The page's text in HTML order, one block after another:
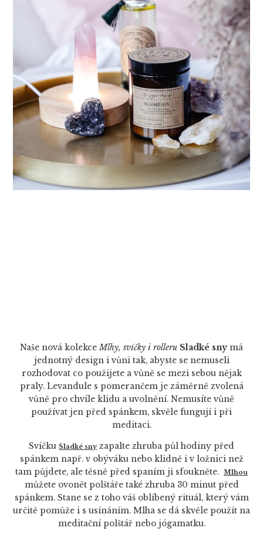
Naše nová kolekceMlhy, svíčky i rolleru Sladké sny má
jednotný design i vůni tak, abyste se nemuseli
rozhodovat co použijete a vůně se mezi sebou nějak
praly. Levandule s pomerančem je záměrně zvolená
vůně pro chvíle klidu a uvolnění. Nemusíte vůně
používat jen před spánkem, skvěle fungují i při
meditaci.
Svíčku Sladké sny zapalte zhruba půl hodiny před
spánkem např. v obýváku nebo klidně i v ložnici než
tam půjdete, ale těsně před spaním ji sfoukněte.
Mlhou
můžete ovonět polštáře také zhruba 30 minut před
spánkem. Stane se z toho váš oblíbený rituál, který vám
určitě pomůže i s usínáním. Mlha se dá skvěle použít na
meditační polštář nebo jógamatku.